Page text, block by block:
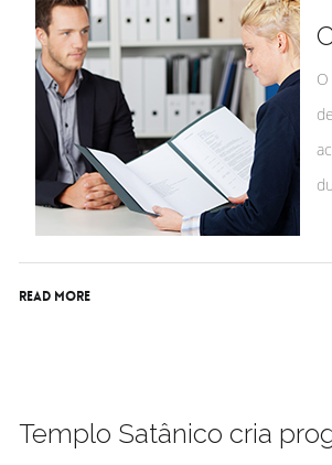
Read More
Templo Satânico cria